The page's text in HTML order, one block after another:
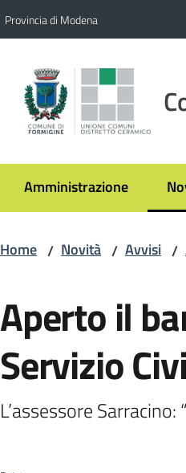
Provincia di Modena
Amministrazione
Home / Novità / Avvisi /
Aperto il
Servizio
L’assessore